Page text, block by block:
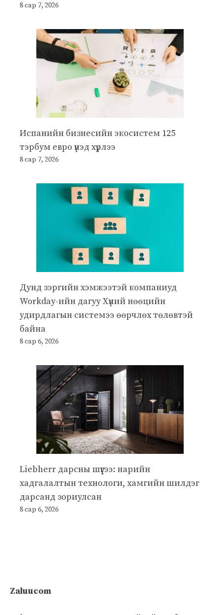
8 сар 7, 2026
Испанийн бизнесийн экосистем 125
тэрбум евро үнэд хүрлээ
8 сар 7, 2026
Дунд зэргийн хэмжээтэй компаниуд
Workday-ийн дагуу Хүний нөөцийн
удирдлагын системээ өөрчлөх төлөвтэй
байна
8 сар 6, 2026
Liebherr дарсны шүүгээ: нарийн
хадгалалтын технологи, хамгийн шилдэг
дарсанд зориулсан
8 сар 6, 2026
Zaluucom